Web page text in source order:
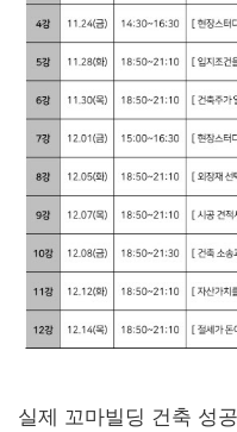
실제 꼬마빌딩 건축 성